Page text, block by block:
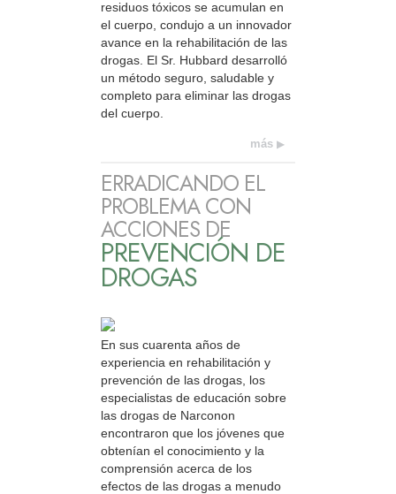
residuos tóxicos se acumulan en
el cuerpo, condujo a un innovador
avance en la rehabilitación de las
drogas. El Sr. Hubbard desarrolló
un método seguro, saludable y
completo para eliminar las drogas
del cuerpo.
más
ERRADICANDO EL
PROBLEMA CON
ACCIONES DE
PREVENCIÓN DE
DROGAS
En sus cuarenta años de
experiencia en rehabilitación y
prevención de las drogas, los
especialistas de educación sobre
las drogas de Narconon
encontraron que los jóvenes que
obtenían el conocimiento y la
comprensión acerca de los
efectos de las drogas a menudo